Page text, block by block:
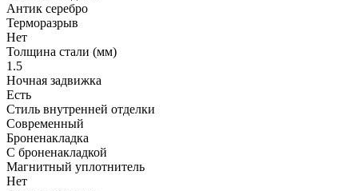
Антик серебро
Терморазрыв
Нет
Толщина стали (мм)
1.5
Ночная задвижка
Есть
Стиль внутренней отделки
Современный
Броненакладка
С броненакладкой
Магнитный уплотнитель
Нет